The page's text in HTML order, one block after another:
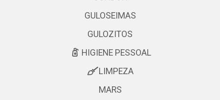
GULOSEIMAS
GULOZITOS
HIGIENE PESSOAL
LIMPEZA
MARS